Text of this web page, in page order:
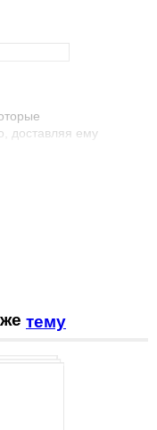
доставляя ему
насекомых (в этом
в широком смысле
тему